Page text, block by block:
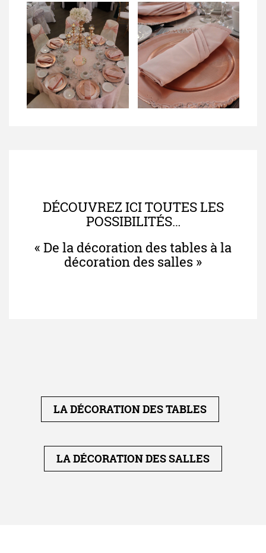
DÉCOUVREZ ICI TOUTES LES
POSSIBILITÉS…
« De la décoration des tables à la
décoration des salles »
LA DÉCORATION DES TABLES
LA DÉCORATION DES SALLES